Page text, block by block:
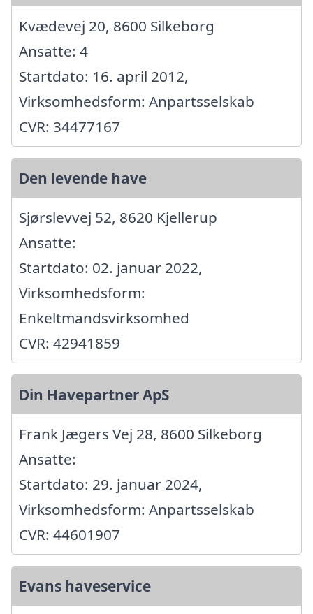
Kvædevej 20, 8600 Silkeborg
Ansatte: 4
Startdato: 16. april 2012,
Virksomhedsform: Anpartsselskab
CVR: 34477167
Den levende have
Sjørslevvej 52, 8620 Kjellerup
Ansatte:
Startdato: 02. januar 2022,
Virksomhedsform:
Enkeltmandsvirksomhed
CVR: 42941859
Din Havepartner ApS
Frank Jægers Vej 28, 8600 Silkeborg
Ansatte:
Startdato: 29. januar 2024,
Virksomhedsform: Anpartsselskab
CVR: 44601907
Evans haveservice